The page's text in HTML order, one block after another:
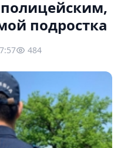
полицейским,
подростка
484